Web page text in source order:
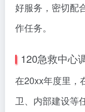
好服务，密切配
作任务。
120急救中心
在20xx年度里，
卫、内部建设等